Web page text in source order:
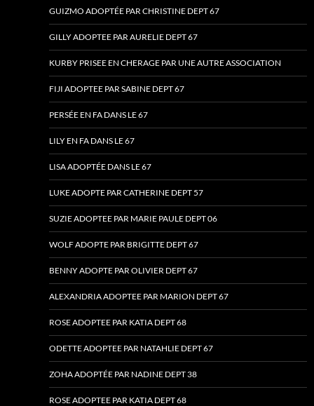
GUIZMO ADOPTÉE PAR CHRISTINE DEPT 67
GILLY ADOPTEE PAR AURELIE DEPT 67
KURBY PRISEE EN CHERAGE PAR UNE AUTRE ASSOCIATION
FIJI ADOPTEE PAR SABINE DEPT 67
PERSÉE EN FA DANS LE 67
LILY EN FA DANS LE 67
LISA ADOPTÉE DANS LE 67
LUKE ADOPTE PAR CATHERINE DEPT 57
SUZIE ADOPTEE PAR MARIE PAULE DEPT 06
WOLF ADOPTE PAR BRIGITTE DEPT 67
BENNY ADOPTE PAR OLIVIER DEPT 67
ALEXANDRIA ADOPTEE PAR MARION DEPT 67
ROSE ADOPTEE PAR KATIA DEPT 68
ODETTE ADOPTEE PAR NATAHLIE DEPT 67
ZOHA ADOPTÉE PAR NADINE DEPT 38
ROSE ADOPTEE PAR KATIA DEPT 68